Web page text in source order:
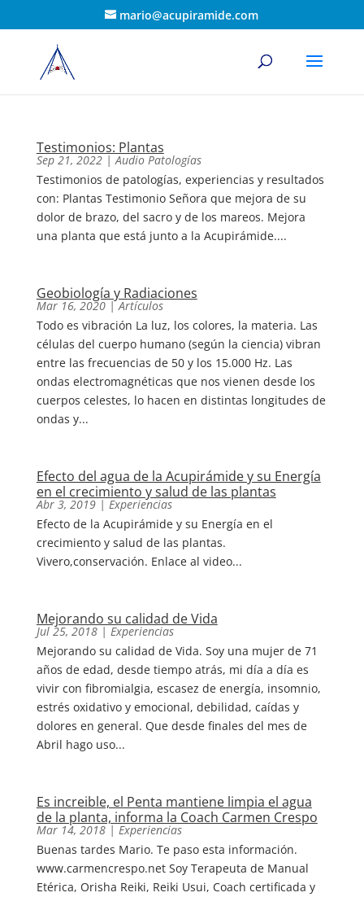
mario@acupiramide.com
Testimonios: Plantas
Sep 21, 2022|Audio Patologías
Testimonios de patologías, experiencias y resultados
con: Plantas Testimonio Señora que mejora de su
dolor de brazo, del sacro y de los mareos. Mejora
una planta que está junto a la Acupirámide....
Geobiología y Radiaciones
Mar 16, 2020|Artículos
Todo es vibración La luz, los colores, la materia. Las
células del cuerpo humano (según la ciencia) vibran
entre las frecuencias de 50 y los 15.000 Hz. Las
ondas electromagnéticas que nos vienen desde los
cuerpos celestes, lo hacen en distintas longitudes de
ondas y...
Efecto del agua de la Acupirámide y su Energía
en el crecimiento y salud de las plantas
Abr 3, 2019| Experiencias
Efecto de la Acupirámide y su Energía en el
crecimiento y salud de las plantas.
Vivero,conservación. Enlace al video...
Mejorando su calidad de Vida
Jul 25, 2018| Experiencias
Mejorando su calidad de Vida. Soy una mujer de 71
años de edad, desde tiempo atrás, mi día a día es
vivir con fibromialgia, escasez de energía, insomnio,
estrés oxidativo y emocional, debilidad, caídas y
dolores en general. Que desde finales del mes de
Abril hago uso...
Es increible, el Penta mantiene limpia el agua
de la planta, informa la Coach Carmen Crespo
Mar 14, 2018| Experiencias
Buenas tardes Mario. Te paso esta información.
www.carmencrespo.net Soy Terapeuta de Manual
Etérica, Orisha Reiki, Reiki Usui, Coach certificada y